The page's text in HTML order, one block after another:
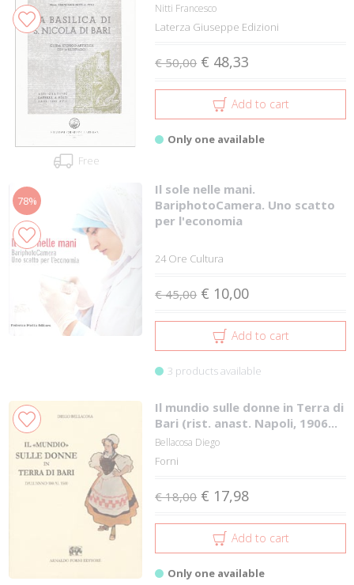
Free
Nitti Francesco
Laterza Giuseppe Edizioni
€ 50,00 € 48,33
Add to cart
Only one available
78%
Il sole nelle mani.
BariphotoCamera. Uno scatto
per l'economia
24 Ore Cultura
€ 45,00 € 10,00
Add to cart
3 products available
Il mundio sulle donne in Terra di
Bari (rist. anast. Napoli, 1906...
Bellacosa Diego
Forni
€ 18,00 € 17,98
Add to cart
Only one available